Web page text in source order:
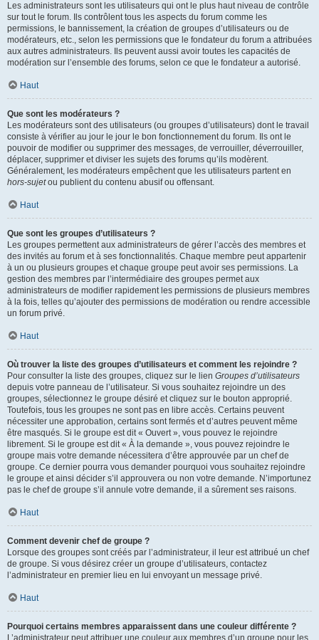
Les administrateurs sont les utilisateurs qui ont le plus haut niveau de contrôle
sur tout le forum. Ils contrôlent tous les aspects du forum comme les
permissions, le bannissement, la création de groupes d’utilisateurs ou de
modérateurs, etc., selon les permissions que le fondateur du forum a attribuées
aux autres administrateurs. Ils peuvent aussi avoir toutes les capacités de
modération sur l’ensemble des forums, selon ce que le fondateur a autorisé.
Haut
Que sont les modérateurs ?
Les modérateurs sont des utilisateurs (ou groupes d’utilisateurs) dont le travail
consiste à vérifier au jour le jour le bon fonctionnement du forum. Ils ont le
pouvoir de modifier ou supprimer des messages, de verrouiller, déverrouiller,
déplacer, supprimer et diviser les sujets des forums qu’ils modèrent.
Généralement, les modérateurs empêchent que les utilisateurs partent en
hors-sujetou publient du contenu abusif ou offensant.
Haut
Que sont les groupes d’utilisateurs ?
Les groupes permettent aux administrateurs de gérer l’accès des membres et
des invités au forum et à ses fonctionnalités. Chaque membre peut appartenir
à un ou plusieurs groupes et chaque groupe peut avoir ses permissions. La
gestion des membres par l’intermédiaire des groupes permet aux
administrateurs de modifier rapidement les permissions de plusieurs membres
à la fois, telles qu’ajouter des permissions de modération ou rendre accessible
un forum privé.
Haut
Où trouver la liste des groupes d’utilisateurs et comment les rejoindre ?
Pour consulter la liste des groupes, cliquez sur le lien Groupes d’utilisateurs
depuis votre panneau de l’utilisateur. Si vous souhaitez rejoindre un des
groupes, sélectionnez le groupe désiré et cliquez sur le bouton approprié.
Toutefois, tous les groupes ne sont pas en libre accès. Certains peuvent
nécessiter une approbation, certains sont fermés et d’autres peuvent même
être masqués. Si le groupe est dit « Ouvert », vous pouvez le rejoindre
librement. Si le groupe est dit « À la demande », vous pouvez rejoindre le
groupe mais votre demande nécessitera d’être approuvée par un chef de
groupe. Ce dernier pourra vous demander pourquoi vous souhaitez rejoindre
le groupe et ainsi décider s’il approuvera ou non votre demande. N’importunez
pas le chef de groupe s’il annule votre demande, il a sûrement ses raisons.
Haut
Comment devenir chef de groupe ?
Lorsque des groupes sont créés par l’administrateur, il leur est attribué un chef
de groupe. Si vous désirez créer un groupe d’utilisateurs, contactez
l’administrateur en premier lieu en lui envoyant un message privé.
Haut
Pourquoi certains membres apparaissent dans une couleur différente ?
L’administrateur peut attribuer une couleur aux membres d’un groupe pour les